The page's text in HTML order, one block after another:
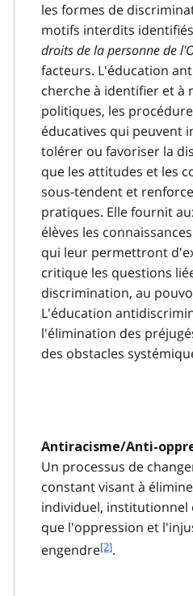
les formes de
motifs interdits
droits de la personne de
facteurs. L'éducation
cherche à identifier et à
politiques, les
éducatives qui peuvent
tolérer ou favoriser la
que les attitudes et les
sous-tendent et
pratiques. Elle fournit
élèves les
qui leur permettront
critique les questions
discrimination, au
L'éducation
l'élimination des
des obstacles
Antiracisme/Anti-
Un processus de
constant visant à
individuel, institutionnel
que l'oppression et
engendref[2].